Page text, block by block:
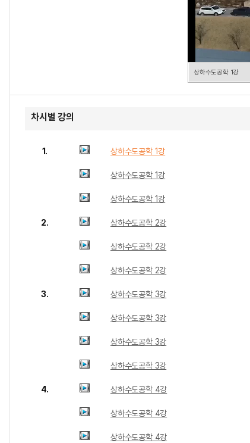
상하수도공학 1강
차시별 강의
1. 상하수도공학 1강
상하수도공학 1강
상하수도공학 1강
2. 상하수도공학 2강
상하수도공학 2강
상하수도공학 2강
3. 상하수도공학 3강
상하수도공학 3강
상하수도공학 3강
상하수도공학 3강
4. 상하수도공학 4강
상하수도공학 4강
상하수도공학 4강